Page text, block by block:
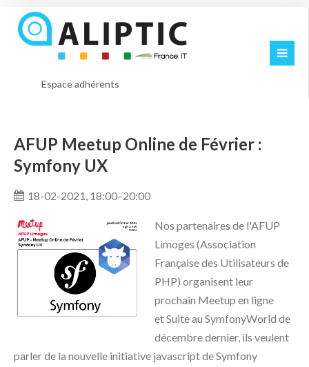
Espace adhérents
AFUP Meetup Online de Février :
Symfony UX
18-02-2021, 18:00–20:00
Nos partenaires de l'AFUP
Limoges (Association
Française des Utilisateurs de
PHP) organisent leur
prochain Meetup en ligne
et Suite au SymfonyWorld de
décembre dernier, ils veulent
parler de la nouvelle initiative javascript de Symfony